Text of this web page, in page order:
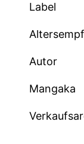
Label
Autor
Mangaka